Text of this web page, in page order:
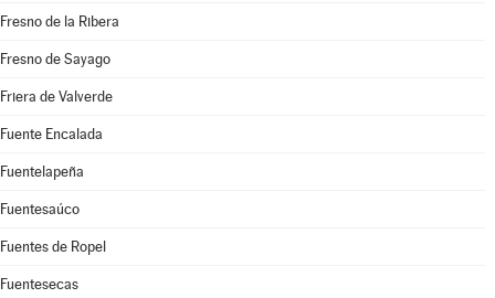
Fresno de la Ribera
Fresno de Sayago
Friera de Valverde
Fuente Encalada
Fuentelapeña
Fuentesaúco
Fuentes de Ropel
Fuentesecas